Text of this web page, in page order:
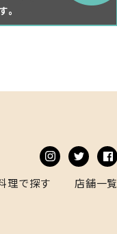
理で探す 店舗一覧